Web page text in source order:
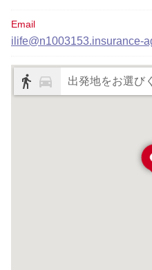
Email
ilife@n1003153.insurance-
出発地をお選び